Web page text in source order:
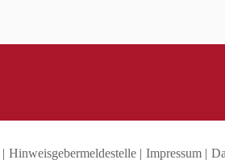
Hinweisgebermeldestelle Impressum